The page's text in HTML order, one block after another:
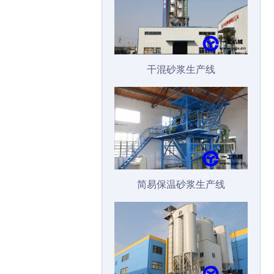
干混砂浆生产线
简易保温砂浆生产线